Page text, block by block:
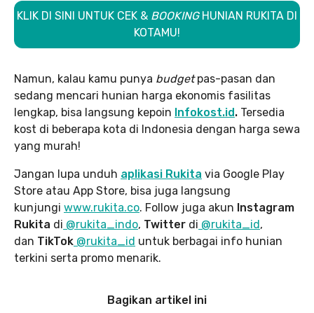
KLIK DI SINI UNTUK CEK & BOOKING HUNIAN RUKITA DI
KOTAMU!
Namun, kalau kamu punya budgetpas-pasan dan
sedang mencari hunian harga ekonomis fasilitas
lengkap, bisa langsung kepoin Infokost.id. Tersedia
kost di beberapa kota di Indonesia dengan harga sewa
yang murah!
Jangan lupa unduh aplikasi Rukita via Google Play
Store atau App Store, bisa juga langsung
kunjungi www.rukita.co. Follow juga akun Instagram
Rukita di @rukita_indo, Twitter di @rukita_id,
dan TikTok @rukita_id untuk berbagai info hunian
terkini serta promo menarik.
Bagikan artikel ini